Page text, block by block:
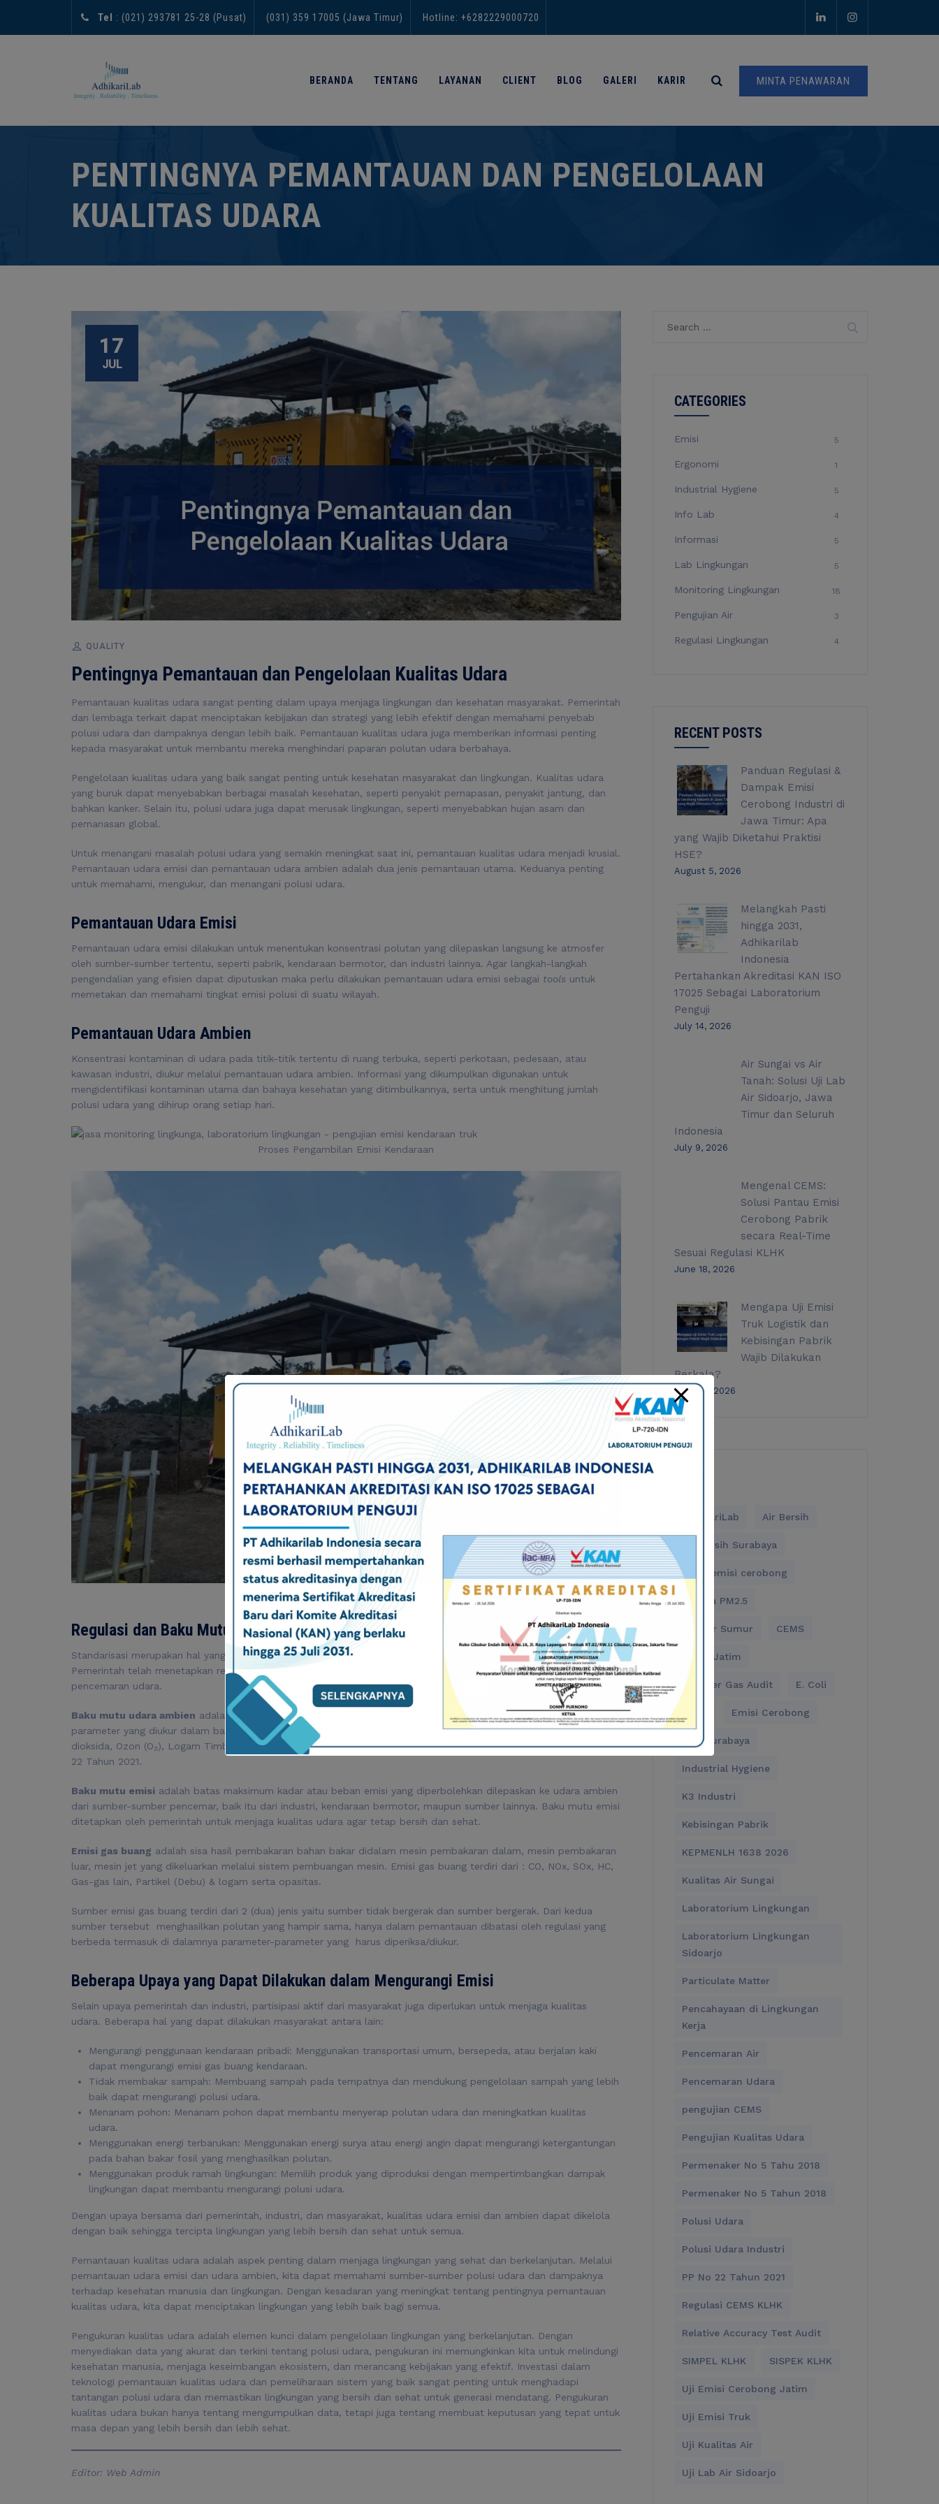
Tel : (021) 293781 25-28 (Pusat) (031) 359 17005 (Jawa Timur) Hotline: +6282229000720
MINTA PENAWARAN
BERANDA TENTANG LAYANAN CLIENT BLOG GALERI KARIR
PENTINGNYA PEMANTAUAN DAN PENGELOLAAN
KUALITAS UDARA
17
JUL
QUALITY
Pentingnya Pemantauan dan Pengelolaan Kualitas Udara
Pemantauan kualitas udara sangat penting dalam upaya menjaga lingkungan dan kesehatan masyarakat. Pemerintah
dan lembaga terkait dapat menciptakan kebijakan dan strategi yang lebih efektif dengan memahami penyebab
polusi udara dan dampaknya dengan lebih baik. Pemantauan kualitas udara juga memberikan informasi penting
kepada masyarakat untuk membantu mereka menghindari paparan polutan udara berbahaya.
Pengelolaan kualitas udara yang baik sangat penting untuk kesehatan masyarakat dan lingkungan. Kualitas udara
yang buruk dapat menyebabkan berbagai masalah kesehatan, seperti penyakit pernapasan, penyakit jantung, dan
bahkan kanker. Selain itu, polusi udara juga dapat merusak lingkungan, seperti menyebabkan hujan asam dan
pemanasan global.
Untuk menangani masalah polusi udara yang semakin meningkat saat ini, pemantauan kualitas udara menjadi krusial.
Pemantauan udara emisi dan pemantauan udara ambien adalah dua jenis pemantauan utama. Keduanya penting
untuk memahami, mengukur, dan menangani polusi udara.
Pemantauan Udara Emisi
Pemantauan udara emisi dilakukan untuk menentukan konsentrasi polutan yang dilepaskan langsung ke atmosfer
oleh sumber-sumber tertentu, seperti pabrik, kendaraan bermotor, dan industri lainnya. Agar langkah-langkah
pengendalian yang efisien dapat diputuskan maka perlu dilakukan pemantauan udara emisi sebagai tools untuk
memetakan dan memahami tingkat emisi polusi di suatu wilayah.
Pemantauan Udara Ambien
Konsentrasi kontaminan di udara pada titik-titik tertentu di ruang terbuka, seperti perkotaan, pedesaan, atau
kawasan industri, diukur melalui pemantauan udara ambien. Informasi yang dikumpulkan digunakan untuk
mengidentifikasi kontaminan utama dan bahaya kesehatan yang ditimbulkannya, serta untuk menghitung jumlah
polusi udara yang dihirup orang setiap hari.
Proses Pengambilan Emisi Kendaraan
Proses Pengambilan Emisi Genset
Regulasi dan Baku Mutu
Standarisasi merupakan hal yang penting guna menjamin kualitas yang salah satunya ada pada baku mutu.
Pemerintah telah menetapkan regulasi dan baku mutu baik udara ambien ataupun udara emisi untuk mengendalikan
pencemaran udara.
Baku mutu udara ambien adalah batas maksimum zat pencemar yang diperbolehkan di udara ambien. Beberapa
parameter yang diukur dalam baku mutu udara ambien antara lain sulfur dioksida, karbon monoksida, nitrogen
dioksida, Ozon (O3), Logam Timbal (Pb), hidrokarbon dan partikulat debu sebagaimana dijelaskan dalam regulasi PP
22 Tahun 2021.
Baku mutu emisi adalah batas maksimum kadar atau beban emisi yang diperbolehkan dilepaskan ke udara ambien
dari sumber-sumber pencemar, baik itu dari industri, kendaraan bermotor, maupun sumber lainnya. Baku mutu emisi
ditetapkan oleh pemerintah untuk menjaga kualitas udara agar tetap bersih dan sehat.
Emisi gas buang adalah sisa hasil pembakaran bahan bakar didalam mesin pembakaran dalam, mesin pembakaran
luar, mesin jet yang dikeluarkan melalui sistem pembuangan mesin. Emisi gas buang terdiri dari : CO, NOx, SOx, HC,
Gas-gas lain, Partikel (Debu) & logam serta opasitas.
Sumber emisi gas buang terdiri dari 2 (dua) jenis yaitu sumber tidak bergerak dan sumber bergerak. Dari kedua
sumber tersebut menghasilkan polutan yang hampir sama, hanya dalam pemantauan dibatasi oleh regulasi yang
berbeda termasuk di dalamnya parameter-parameter yang harus diperiksa/diukur.
Beberapa Upaya yang Dapat Dilakukan dalam Mengurangi Emisi
Selain upaya pemerintah dan industri, partisipasi aktif dari masyarakat juga diperlukan untuk menjaga kualitas
udara. Beberapa hal yang dapat dilakukan masyarakat antara lain:
Mengurangi penggunaan kendaraan pribadi: Menggunakan transportasi umum, bersepeda, atau berjalan kaki
dapat mengurangi emisi gas buang kendaraan.
Tidak membakar sampah: Membuang sampah pada tempatnya dan mendukung pengelolaan sampah yang lebih
baik dapat mengurangi polusi udara.
Menanam pohon: Menanam pohon dapat membantu menyerap polutan udara dan meningkatkan kualitas
udara.
Menggunakan energi terbarukan: Menggunakan energi surya atau energi angin dapat mengurangi ketergantungan
pada bahan bakar fosil yang menghasilkan polutan.
Menggunakan produk ramah lingkungan: Memilih produk yang diproduksi dengan mempertimbangkan dampak
lingkungan dapat membantu mengurangi polusi udara.
Dengan upaya bersama dari pemerintah, industri, dan masyarakat, kualitas udara emisi dan ambien dapat dikelola
dengan baik sehingga tercipta lingkungan yang lebih bersih dan sehat untuk semua.
Pemantauan kualitas udara adalah aspek penting dalam menjaga lingkungan yang sehat dan berkelanjutan. Melalui
pemantauan udara emisi dan udara ambien, kita dapat memahami sumber-sumber polusi udara dan dampaknya
terhadap kesehatan manusia dan lingkungan. Dengan kesadaran yang meningkat tentang pentingnya pemantauan
kualitas udara, kita dapat menciptakan lingkungan yang lebih baik bagi semua.
Pengukuran kualitas udara adalah elemen kunci dalam pengelolaan lingkungan yang berkelanjutan. Dengan
menyediakan data yang akurat dan terkini tentang polusi udara, pengukuran ini memungkinkan kita untuk melindungi
kesehatan manusia, menjaga keseimbangan ekosistem, dan merancang kebijakan yang efektif. Investasi dalam
teknologi pemantauan kualitas udara dan pemeliharaan sistem yang baik sangat penting untuk menghadapi
tantangan polusi udara dan memastikan lingkungan yang bersih dan sehat untuk generasi mendatang. Pengukuran
kualitas udara bukan hanya tentang mengumpulkan data, tetapi juga tentang membuat keputusan yang tepat untuk
masa depan yang lebih bersih dan lebih sehat.
Editor: Web Admin
CATEGORIES
Emisi 5
Ergonomi 1
Industrial Hygiene 5
Info Lab 4
Informasi 5
Lab Lingkungan 5
Monitoring Lingkungan 18
Pengujian Air 3
Regulasi Lingkungan 4
RECENT POSTS
Panduan Regulasi &
Dampak Emisi
Cerobong Industri di
Jawa Timur: Apa
yang Wajib Diketahui Praktisi
HSE?
August 5, 2026
Melangkah Pasti
hingga 2031,
Adhikarilab
Indonesia
Pertahankan Akreditasi KAN ISO
17025 Sebagai Laboratorium
Penguji
July 14, 2026
Air Sungai vs Air
Tanah: Solusi Uji Lab
Air Sidoarjo, Jawa
Timur dan Seluruh
Indonesia
July 9, 2026
Mengenal CEMS:
Solusi Pantau Emisi
Cerobong Pabrik
secara Real-Time
Sesuai Regulasi KLHK
June 18, 2026
Mengapa Uji Emisi
Truk Logistik dan
Kebisingan Pabrik
Wajib Dilakukan
Berkala?
April 20, 2026
AdhikariLab Air Bersih
Air Bersih Surabaya
Audit emisi cerobong
Bahaya PM2.5
Cek Air Sumur CEMS
CEMS Jatim
Cylinder Gas Audit E. Coli
Emisi Cerobong
HSE Surabaya
Industrial Hygiene
K3 Industri
Kebisingan Pabrik
KEPMENLH 1638 2026
Kualitas Air Sungai
Laboratorium Lingkungan
Laboratorium Lingkungan
Sidoarjo
Particulate Matter
Pencahayaan di Lingkungan
Kerja
Pencemaran Air
Pencemaran Udara
pengujian CEMS
Pengujian Kualitas Udara
Permenaker No 5 Tahu 2018
Permenaker No 5 Tahun 2018
Polusi Udara
Polusi Udara Industri
PP No 22 Tahun 2021
Regulasi CEMS KLHK
Relative Accuracy Test Audit
SIMPEL KLHK SISPEK KLHK
Uji Emisi Cerobong Jatim
Uji Emisi Truk
Uji Kualitas Air
Uji Lab Air Sidoarjo